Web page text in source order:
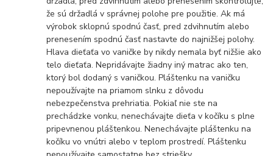
že sú držadlá v správnej polohe pre použitie. Ak má
výrobok sklopnú spodnú časť, pred zdvihnutím alebo
prenesením spodnú časť nastavte do najnižšej polohy.
Hlava dieťaťa vo vaničke by nikdy nemala byť nižšie ako
telo dieťaťa. Nepridávajte žiadny iný matrac ako ten,
ktorý bol dodaný s vaničkou. Pláštenku na vaničku
nepoužívajte na priamom slnku z dôvodu
nebezpečenstva prehriatia. Pokiaľ nie ste na
prechádzke vonku, nenechávajte dieťa v kočíku s plne
pripevnenou pláštenkou. Nenechávajte pláštenku na
kočíku vo vnútri alebo v teplom prostredí. Pláštenku